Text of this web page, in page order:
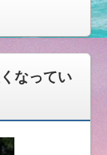
なってい